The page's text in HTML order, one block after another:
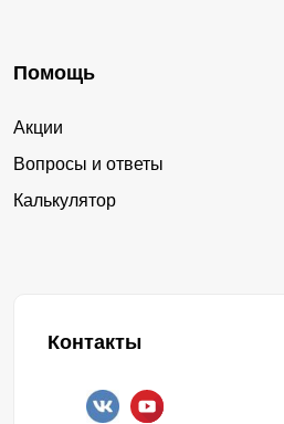
Помощь
Акции
Вопросы и ответы
Калькулятор
Контакты